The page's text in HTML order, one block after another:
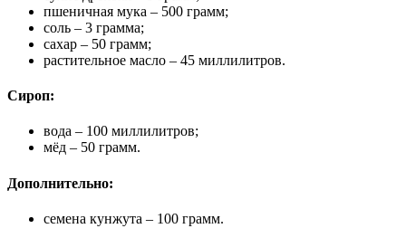
пшеничная мука – 500 грамм;
соль – 3 грамма;
сахар – 50 грамм;
растительное масло – 45 миллилитров.
Сироп:
вода – 100 миллилитров;
мёд – 50 грамм.
Дополнительно:
семена кунжута – 100 грамм.